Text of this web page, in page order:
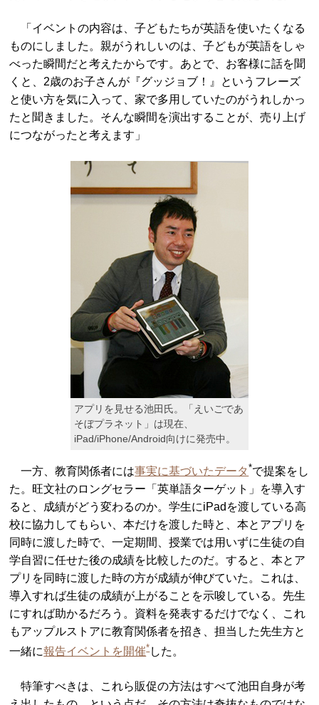
「イベントの内容は、子どもたちが英語を使いたくなる
ものにしました。親がうれしいのは、子どもが英語をしゃ
べった瞬間だと考えたからです。あとで、お客様に話を聞
くと、2歳のお子さんが『グッジョブ！』というフレーズ
と使い方を気に入って、家で多用していたのがうれしかっ
たと聞きました。そんな瞬間を演出することが、売り上げ
につながったと考えます」
アプリを見せる池田氏。「えいごであ
そぼプラネット」は現在、
iPad/iPhone/Android向けに発売中。
一方、教育関係者には事実に基づいたデータ *で提案をし
た。旺文社のロングセラー「英単語ターゲット」を導入す
ると、成績がどう変わるのか。学生にiPadを渡している高
校に協力してもらい、本だけを渡した時と、本とアプリを
同時に渡した時で、一定期間、授業では用いずに生徒の自
学自習に任せた後の成績を比較したのだ。すると、本とア
プリを同時に渡した時の方が成績が伸びていた。これは、
導入すれば生徒の成績が上がることを示唆している。先生
にすれば助かるだろう。資料を発表するだけでなく、これ
もアップルストアに教育関係者を招き、担当した先生方と
一緒に報告イベントを開催*した。
特筆すべきは、これら販促の方法はすべて池田自身が考